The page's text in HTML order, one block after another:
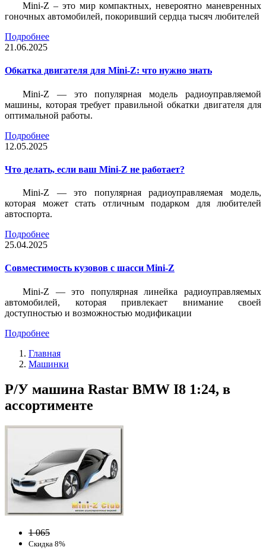
Mini-Z – это мир компактных, невероятно маневренных
гоночных автомобилей, покоривший сердца тысяч любителей
Подробнее
21.06.2025
Обкатка двигателя для Mini-Z: что нужно знать
Mini-Z — это популярная модель радиоуправляемой
машины, которая требует правильной обкатки двигателя для
оптимальной работы.
Подробнее
12.05.2025
Что делать, если ваш Mini-Z не работает?
Mini-Z — это популярная радиоуправляемая модель,
которая может стать отличным подарком для любителей
автоспорта.
Подробнее
25.04.2025
Совместимость кузовов с шасси Mini-Z
Mini-Z — это популярная линейка радиоуправляемых
автомобилей, которая привлекает внимание своей
доступностью и возможностью модификации
Подробнее
Главная
Машинки
Р/У машина Rastar BMW I8 1:24, в
ассортименте
1 065
Скидка 8%